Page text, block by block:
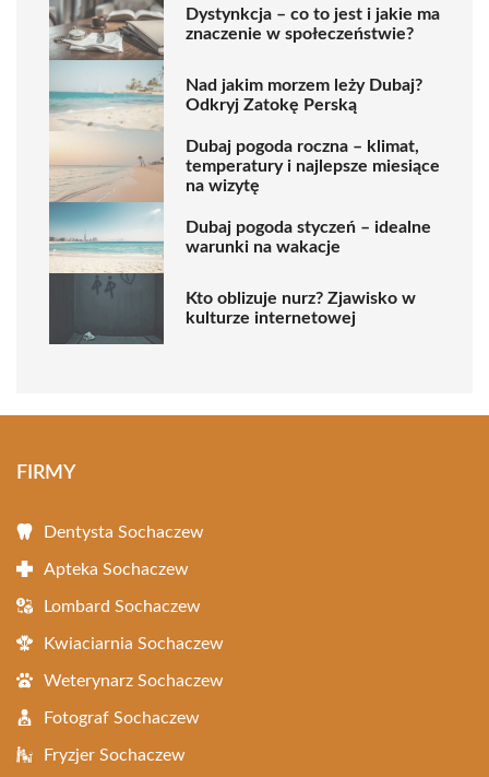
Dystynkcja – co to jest i jakie ma
znaczenie w społeczeństwie?
Nad jakim morzem leży Dubaj?
Odkryj Zatokę Perską
Dubaj pogoda roczna – klimat,
temperatury i najlepsze miesiące
na wizytę
Dubaj pogoda styczeń – idealne
warunki na wakacje
Kto oblizuje nurz? Zjawisko w
kulturze internetowej
FIRMY
Dentysta Sochaczew
Apteka Sochaczew
Lombard Sochaczew
Kwiaciarnia Sochaczew
Weterynarz Sochaczew
Fotograf Sochaczew
Fryzjer Sochaczew